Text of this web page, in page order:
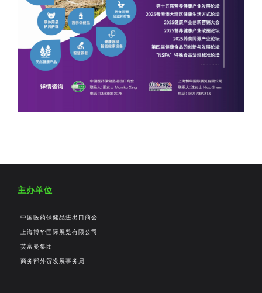
主办单位
中国医药保健品进出口商会
上海博华国际展览有限公司
英富曼集团
商务部外贸发展事务局